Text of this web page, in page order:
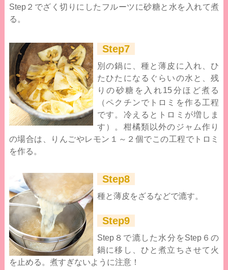
Step２でざく切りにしたフルーツに砂糖と水を入れて煮
る。
Step7
別の鍋に、種と薄皮に入れ、ひ
たひたになるぐらいの水と、残
りの砂糖を入れ15分ほど煮る
（ペクチンでトロミを作る工程
です。冷えるとトロミが増しま
す）。柑橘類以外のジャム作り
の場合は、りんごやレモン１～２個でこの工程でトロミ
を作る。
Step8
種と薄皮をざるなどで漉す。
Step9
Step８で漉した水分をStep６の
鍋に移し、ひと煮立ちさせて火
を止める。煮すぎないように注意！